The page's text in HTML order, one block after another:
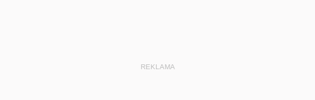
REKLAMA